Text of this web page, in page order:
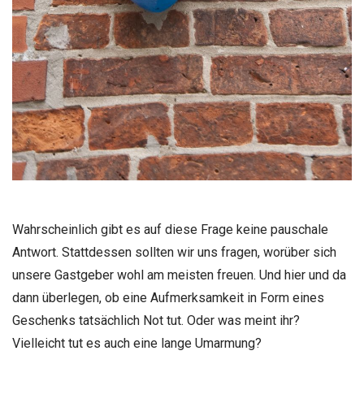
Wahrscheinlich gibt es auf diese Frage keine pauschale
Antwort. Stattdessen sollten wir uns fragen, worüber sich
unsere Gastgeber wohl am meisten freuen. Und hier und da
dann überlegen, ob eine Aufmerksamkeit in Form eines
Geschenks tatsächlich Not tut. Oder was meint ihr?
Vielleicht tut es auch eine lange Umarmung?